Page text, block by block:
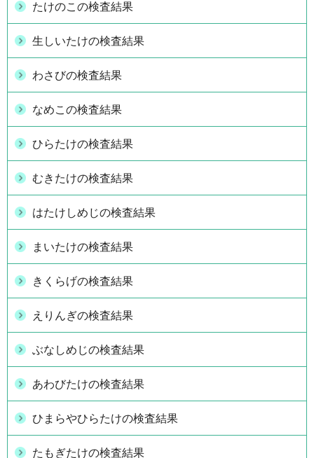
たけのこの検査結果
生しいたけの検査結果
わさびの検査結果
なめこの検査結果
ひらたけの検査結果
むきたけの検査結果
はたけしめじの検査結果
まいたけの検査結果
きくらげの検査結果
えりんぎの検査結果
ぶなしめじの検査結果
あわびたけの検査結果
ひまらやひらたけの検査結果
たもぎたけの検査結果